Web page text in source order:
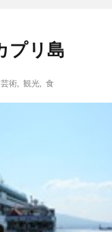
ガ
プリ島
芸術 観光 食